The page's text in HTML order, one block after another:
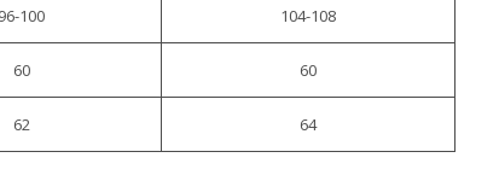
96-100 104-108
60 60
62 64